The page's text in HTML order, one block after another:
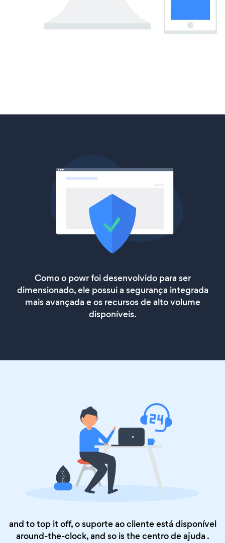
Como o powr foi desenvolvido para ser
dimensionado, ele possui a segurança integrada
mais avançada e os recursos de alto volume
disponíveis.
and to top it off, o suporte ao cliente está disponível
around-the-clock, and so is thecentro de ajuda .